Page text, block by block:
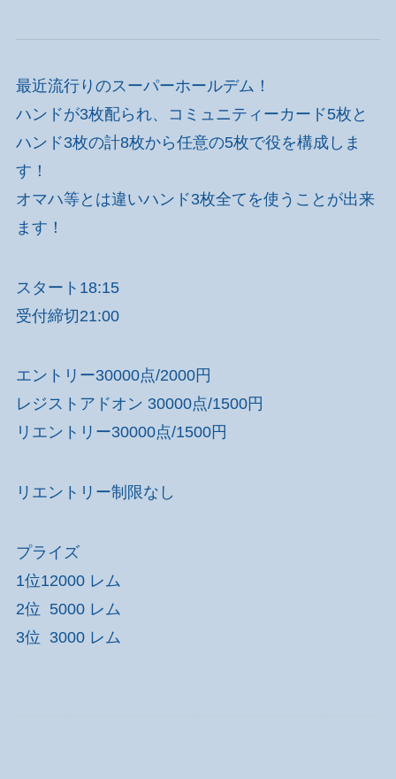
最近流行りのスーパーホールデム！
ハンドが3枚配られ、コミュニティーカード5枚と
ハンド3枚の計8枚から任意の5枚で役を構成しま
す！
オマハ等とは違いハンド3枚全てを使うことが出来
ます！
スタート18:15
受付締切21:00
エントリー30000点/2000円
レジストアドオン 30000点/1500円
リエントリー30000点/1500円
リエントリー制限なし
プライズ
1位12000 レム
2位 5000 レム
3位 3000 レム